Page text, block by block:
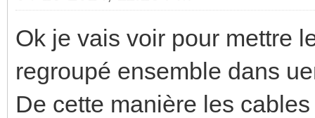
Ok je vais voir pour mettre
regroupé ensemble dans
De cette manière les